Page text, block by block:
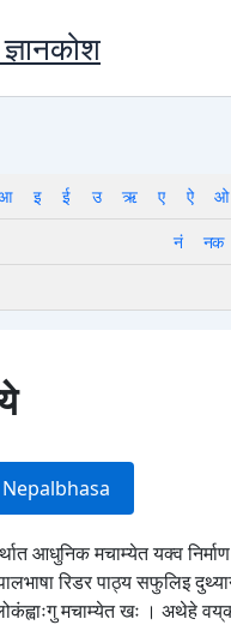
इ ई उ ऋ ए ऐ ओ
नं
नक
आधुनिक मचाम्येत यक्व
रिडर पाठ्य सफुलिइ
मचाम्येत खः । अथेहे